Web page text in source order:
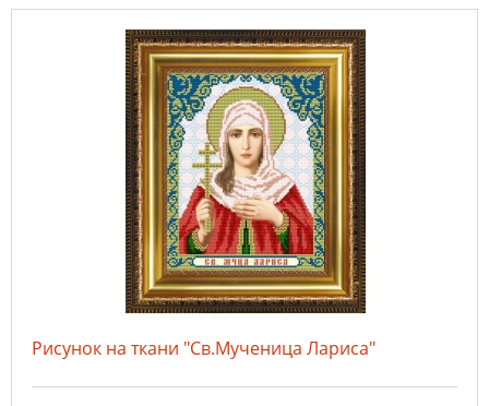
Рисунок на ткани "Св.Мученица Лариса"